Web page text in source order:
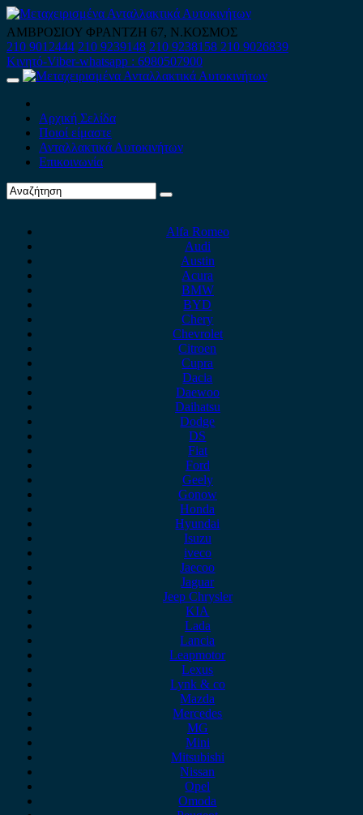
Skip
to
content
ΑΜΒΡΟΣΙΟΥ ΦΡΑΝΤΖΗ 67, Ν.ΚΟΣΜΟΣ
210 9012444 210 9239148 210 9238158 210 9026839
Κινητό-Viber-whatsapp : 6980507900
Primary
Αρχική Σελίδα
Ποιοί είμαστε
Ανταλλακτικά Αυτοκινήτων
Επικοινωνία
Alfa Romeo
Audi
Austin
Acura
BMW
BYD
Chery
Chevrolet
Citroen
Cupra
Dacia
Daewoo
Daihatsu
Dodge
DS
Fiat
Ford
Geely
Gonow
Honda
Hyundai
Isuzu
iveco
Jaecoo
Jaguar
Jeep Chrysler
KIA
Lada
Lancia
Leapmotor
Lexus
Lynk & co
Mazda
Mercedes
MG
Mini
Mitsubishi
Nissan
Opel
Omoda